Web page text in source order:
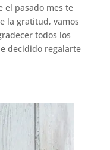
el pasado mes te
la gratitud, vamos
todos los
decidido regalarte